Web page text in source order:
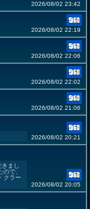
2026/08/02 23:42
2026/08/02 22:19
2026/08/02 22:06
2026/08/02 22:02
2026/08/02 21:06
2026/08/02 20:21
まし
で、
クラー
2026/08/02 20:05